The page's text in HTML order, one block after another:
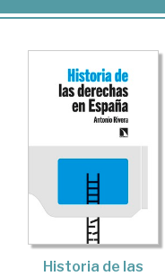
Historia de las